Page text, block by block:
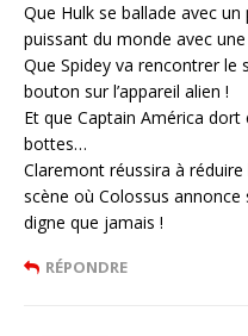
Que Hulk se ballade avec
puissant du monde avec
Que Spidey va rencontrer le
bouton sur l’appareil alien !
Et que Captain América
bottes…
Claremont réussira à
scène où Colossus
digne que jamais !
RÉPONDRE